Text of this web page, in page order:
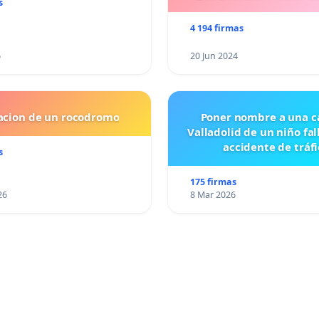
4 194 firmas
20 Jun 2024
de un rocodromo
Poner nombre a una
Valladolid de un niño
accidente de
175 firmas
8 Mar 2026